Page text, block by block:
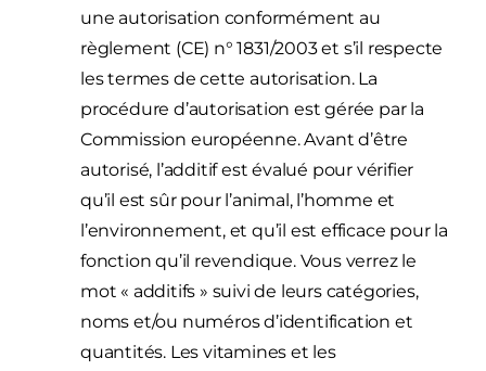
une autorisation conformément au
règlement (CE) n° 1831/2003 et s’il respecte
les termes de cette autorisation. La
procédure d’autorisation est gérée par la
Commission européenne. Avant d’être
autorisé, l’additif est évalué pour vérifier
qu’il est sûr pour l’animal, l’homme et
l’environnement, et qu’il est efficace pour la
fonction qu’il revendique. Vous verrez le
mot « additifs » suivi de leurs catégories,
noms et/ou numéros d’identification et
quantités. Les vitamines et les